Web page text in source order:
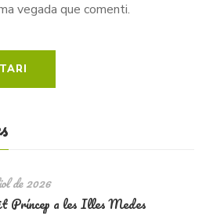
vegada que comenti.
de 2026
Príncep a les Illes Medes